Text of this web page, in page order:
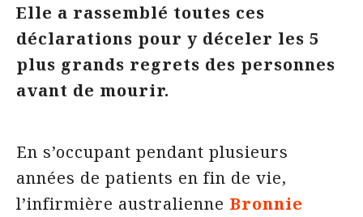
Elle a rassemblé toutes ces
déclarations pour y déceler les 5
plus grands regrets des personnes
avant de mourir.
En s’occupant pendant plusieurs
années de patients en fin de vie,
l’infirmière australienne Bronnie